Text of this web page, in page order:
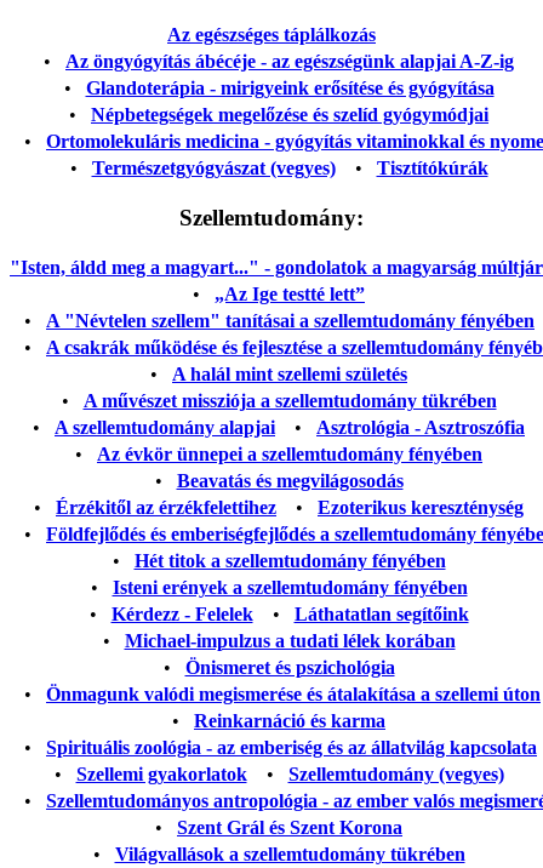
Az egészséges táplálkozás
• Az öngyógyítás ábécéje - az egészségünk alapjai A-Z-ig
• Glandoterápia - mirigyeink erősítése és gyógyítása
• Népbetegségek megelőzése és szelíd gyógymódjai
• Ortomolekuláris medicina - gyógyítás vitaminokkal és
• Természetgyógyászat (vegyes)• Tisztítókúrák
Szellemtudomány:
"Isten, áldd meg a magyart..." - gondolatok a magyarság
• „Az Ige testté lett”
• A "Névtelen szellem" tanításai a szellemtudomány fényében
• A csakrák működése és fejlesztése a szellemtudomány
• A halál mint szellemi születés
• A művészet missziója a szellemtudomány tükrében
• A szellemtudomány alapjai • Asztrológia - Asztroszófia
• Az évkör ünnepei a szellemtudomány fényében
• Beavatás és megvilágosodás
• Érzékitől az érzékfelettihez • Ezoterikus kereszténység
• Földfejlődés és emberiségfejlődés a szellemtudomány
• Hét titok a szellemtudomány fényében
• Isteni erények a szellemtudomány fényében
• Kérdezz - Felelek• Láthatatlan segítőink
• Michael-impulzus a tudati lélek korában
• Önismeret és pszichológia
• Önmagunk valódi megismerése és átalakítása a szellemi úton
• Reinkarnáció és karma
• Spirituális zoológia - az emberiség és az állatvilág kapcsolata
• Szellemi gyakorlatok• Szellemtudomány (vegyes)
• Szellemtudományos antropológia - az ember valós
• Szent Grál és Szent Korona
• Világvallások a szellemtudomány tükrében